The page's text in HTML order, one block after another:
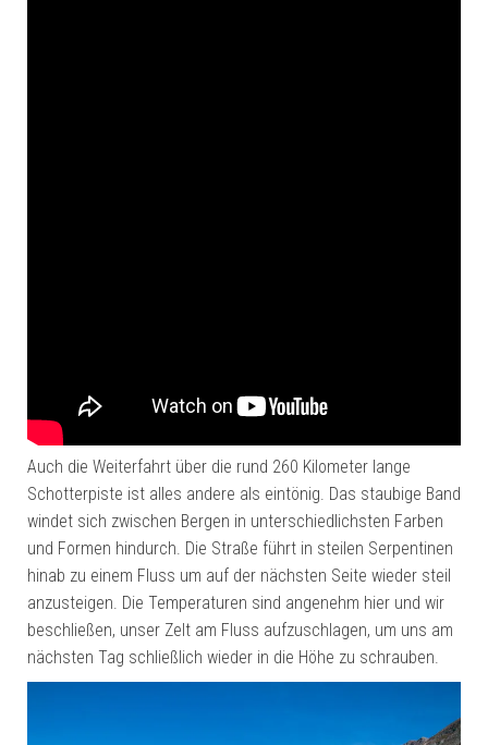
Auch die Weiterfahrt über die rund 260 Kilometer lange
Schotterpiste ist alles andere als eintönig. Das staubige Band
windet sich zwischen Bergen in unterschiedlichsten Farben
und Formen hindurch. Die Straße führt in steilen Serpentinen
hinab zu einem Fluss um auf der nächsten Seite wieder steil
anzusteigen. Die Temperaturen sind angenehm hier und wir
beschließen, unser Zelt am Fluss aufzuschlagen, um uns am
nächsten Tag schließlich wieder in die Höhe zu schrauben.